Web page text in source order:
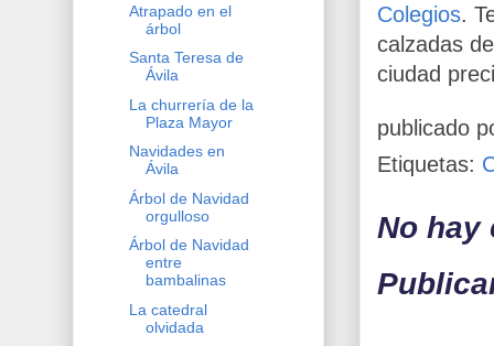
Colegios.
calzadas
ciudad
publicado
Etiquetas:
No hay
Atrapado en el
árbol
Santa Teresa de
Ávila
La churrería de la
Plaza Mayor
Navidades en
Ávila
Árbol de Navidad
orgulloso
Árbol de Navidad
entre
bambalinas
La catedral
olvidada